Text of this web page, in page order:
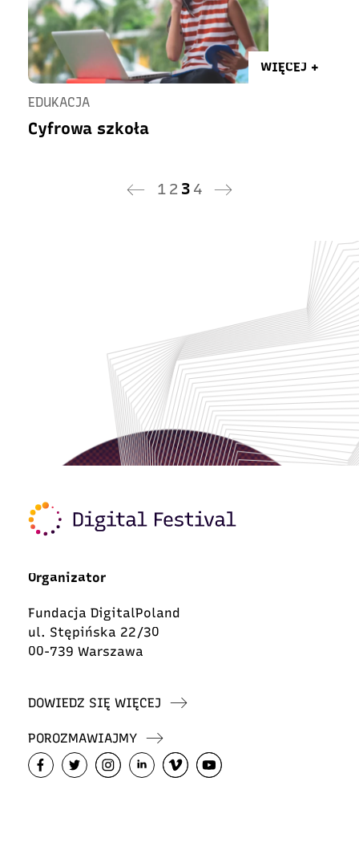
WIĘCEJ +
EDUKACJA
Cyfrowa szkoła
1 2 3 4
Organizator
Fundacja DigitalPoland
ul. Stępińska 22/30
00-739 Warszawa
DOWIEDZ SIĘ WIĘCEJ
POROZMAWIAJMY